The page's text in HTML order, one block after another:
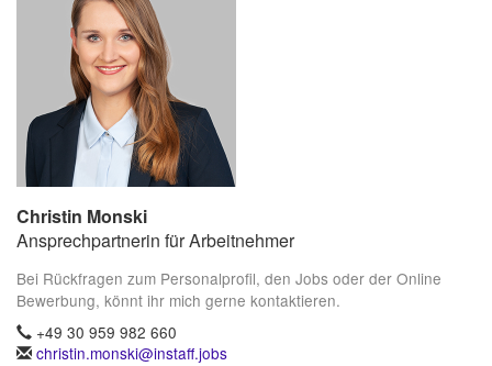
Christin Monski
Ansprechpartnerin für Arbeitnehmer
Bei Rückfragen zum Personalprofil, den Jobs oder der Online
Bewerbung, könnt ihr mich gerne kontaktieren.
+49 30 959 982 660
christin.monski@instaff.jobs